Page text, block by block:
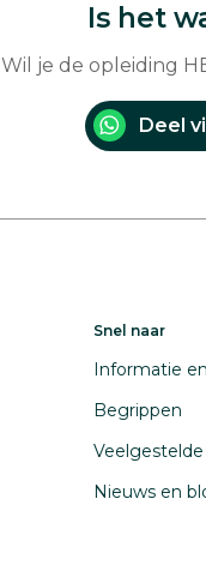
Is het
Wil je de opleiding
Deel
Snel naar
Informatie
Begrippen
Nieuws en